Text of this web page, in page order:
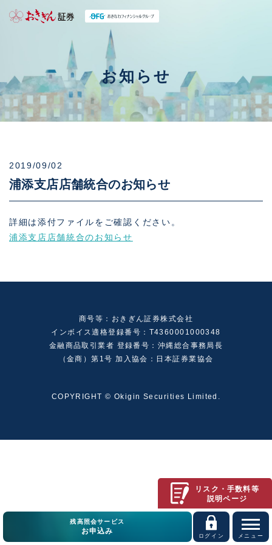
残高照会サービス
お申込み
ログイン メニュー
リスク・手数料等
説明ページ
お知らせ
2019/09/02
浦添支店店舗統合のお知らせ
詳細は添付ファイルをご確認ください。
浦添支店店舗統合のお知らせ
商号等：おきぎん証券株式会社
インボイス適格登録番号：T4360001000348
金融商品取引業者 登録番号：沖縄総合事務局長
（金商）第1号 加入協会：日本証券業協会
COPYRIGHT © Okigin Securities Limited.